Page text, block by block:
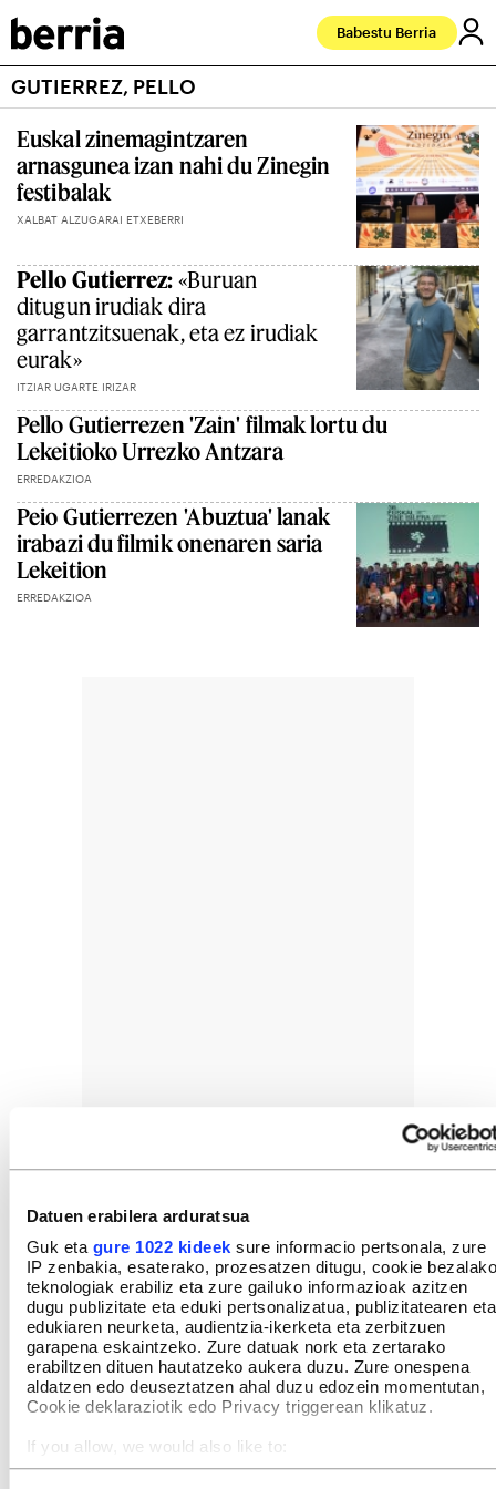
Datuen erabilera arduratsua
Guk eta gure 1022 kideek sure informacio pertsonala, zure
IP zenbakia, esaterako, prozesatzen ditugu, cookie bezalako
teknologiak erabiliz eta zure gailuko informazioak azitzen
dugu publizitate eta eduki pertsonalizatua, publizitatearen eta
edukiaren neurketa, audientzia-ikerketa eta zerbitzuen
garapena eskaintzeko. Zure datuak nork eta zertarako
erabiltzen dituen hautatzeko aukera duzu. Zure onespena
aldatzen edo deuseztatzen ahal duzu edozein momentutan,
Cookie deklaraziotik edo Privacy triggerean klikatuz.
If you allow, we would also like to:
Collect information about your geographical location
Babestu Berria
GUTIERREZ, PELLO
Euskal zinemagintzaren
arnasgunea izan nahi du Zinegin
festibalak
XALBAT ALZUGARAI ETXEBERRI
Pello Gutierrez: «Buruan
ditugun irudiak dira
garrantzitsuenak, eta ez irudiak
eurak»
ITZIAR UGARTE IRIZAR
Pello Gutierrezen 'Zain' filmak lortu du
Lekeitioko Urrezko Antzara
ERREDAKZIOA
Peio Gutierrezen 'Abuztua' lanak
irabazi du filmik onenaren saria
Lekeition
ERREDAKZIOA